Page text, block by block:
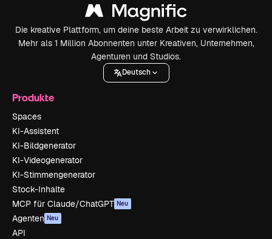
Die kreative Plattform, um deine beste Arbeit zu verwirklichen.
Mehr als 1 Million Abonnenten unter Kreativen, Unternehmen,
Agenturen und Studios.
Deutsch
Produkte
Spaces
KI-Assistent
KI-Bildgenerator
KI-Videogenerator
KI-Stimmengenerator
Stock-Inhalte
MCP für Claude/ChatGPT Neu
Agenten Neu
API